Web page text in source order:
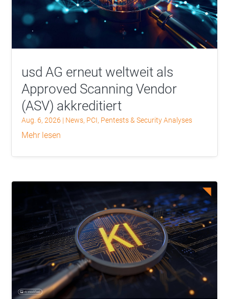
usd AG erneut weltweit als
Approved Scanning Vendor
(ASV) akkreditiert
Aug. 6, 2026 | News, PCI, Pentests & Security Analyses
mehr lesen